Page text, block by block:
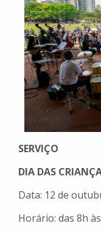
SERVIÇO
DIA DAS
Data: 12 de
Horário: das 8h